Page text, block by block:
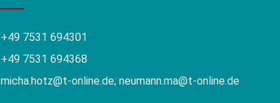
+49 7531 694301
+49 7531 694368
micha.hotz@t-online.de; neumann.ma@t-online.de